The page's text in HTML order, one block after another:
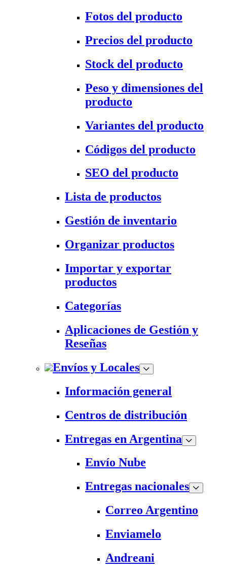
Fotos del producto
Precios del producto
Stock del producto
Peso y dimensiones del
producto
Variantes del producto
Códigos del producto
SEO del producto
Lista de productos
Gestión de inventario
Organizar productos
Importar y exportar
productos
Categorías
Aplicaciones de Gestión y
Reseñas
Envíos y Locales
Información general
Centros de distribución
Entregas en Argentina
Envío Nube
Entregas nacionales
Correo Argentino
Enviamelo
Andreani